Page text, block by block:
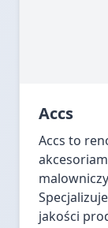
Accs
Accs to
jakości